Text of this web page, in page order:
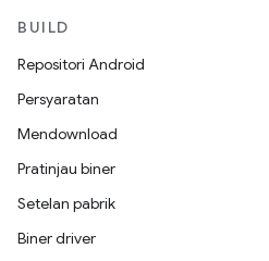
BUILD
Repositori Android
Persyaratan
Mendownload
Pratinjau biner
Setelan pabrik
Biner driver